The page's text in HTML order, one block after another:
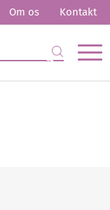
Om os Kontakt